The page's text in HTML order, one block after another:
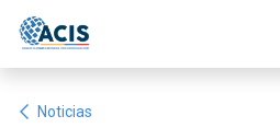
Noticias